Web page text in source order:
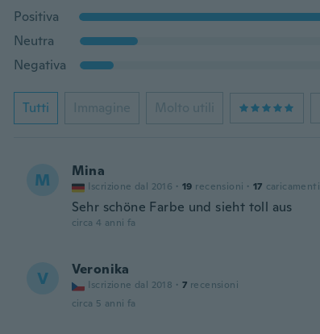
Positiva
Neutra
Negativa
Tutti Immagine Molto utili
M Mina
Iscrizione dal 2016 · 19 recensioni · 17 caricamenti
Sehr schöne Farbe und sieht toll aus
circa 4 anni fa
V Veronika
Iscrizione dal 2018 · 7 recensioni
circa 5 anni fa